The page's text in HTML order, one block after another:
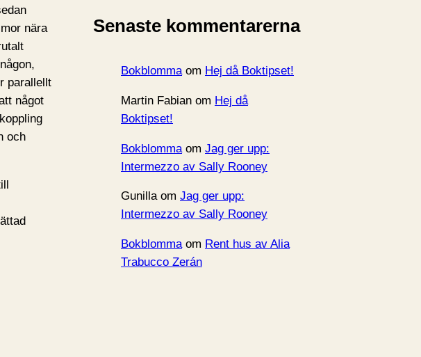
nära
parallellt
något
och
v
Senaste kommentarerna
Bokblommaom Hej då Boktipset!
Martin Fabian om Hej då
Boktipset!
Bokblomma om Jag ger upp:
Intermezzo av Sally Rooney
Gunillaom Jag ger upp:
Intermezzo av Sally Rooney
Bokblommaom Rent hus av Alia
Trabucco Zerán